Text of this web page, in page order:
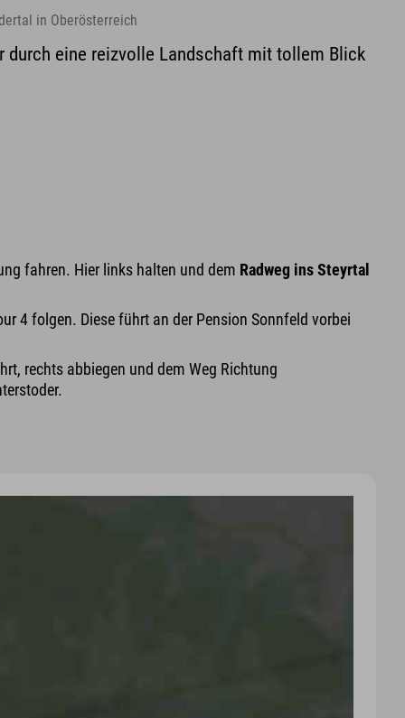
in Oberösterreich
durch eine reizvolle Landschaft mit tollem Blick
fahren. Hier links halten und dem Radweg ins Steyrtal
4 folgen. Diese führt an der Pension Sonnfeld vorbei
rechts abbiegen und dem Weg Richtung